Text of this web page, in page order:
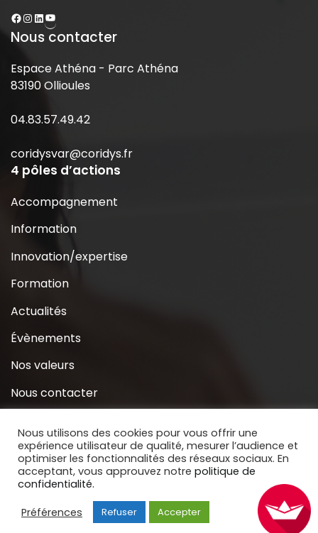
Nous contacter
Espace Athéna - Parc Athéna
83190 Ollioules
04.83.57.49.42
coridysvar@coridys.fr
4 pôles d’actions
Accompagnement
Information
Innovation/expertise
Formation
Actualités
Évènements
Nos valeurs
Nous contacter
S’inscrire à la Newsletter
Nous soutenir
Copyright © 2020 Coridys. Site réalisé par BECOMS
Nous utilisons des cookies pour vous offrir une
expérience utilisateur de qualité, mesurer l’audience et
optimiser les fonctionnalités des réseaux sociaux. En
acceptant, vous approuvez notre politique de
confidentialité.
Préférences
Refuser Accepter